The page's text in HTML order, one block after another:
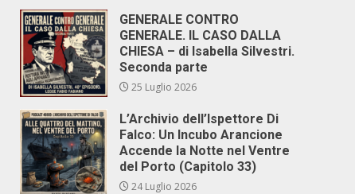
GENERALE CONTRO
GENERALE. IL CASO DALLA
CHIESA – di Isabella Silvestri.
Seconda parte
25 Luglio 2026
L’Archivio dell’Ispettore Di
Falco: Un Incubo Arancione
Accende la Notte nel Ventre
del Porto (Capitolo 33)
24 Luglio 2026